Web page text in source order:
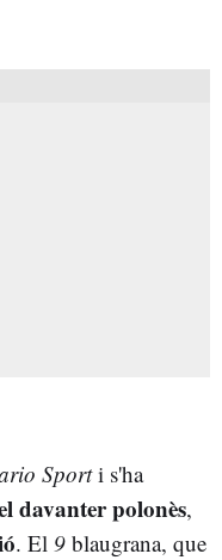
Sporti s'ha
davanter polonès,
. El 9 blaugrana, que